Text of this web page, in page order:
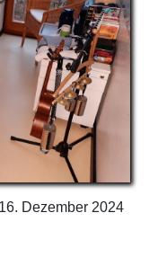
Dezember 2024